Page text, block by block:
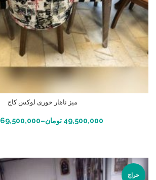
میز ناهار خوری لوکس کاج
49,500,000 تومان–
69,500,000انتخاب گزینه ها
حراج